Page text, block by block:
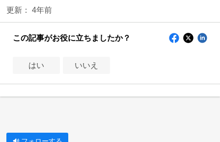
更新： 4年前
この記事がお役に立ちましたか？
はい いいえ